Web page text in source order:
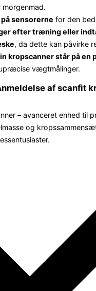
morgenmad.
sensorerne for den
efter træning eller
, da dette kan påvirke
kropscanner står på en
vægtmålinger.
af scanfit